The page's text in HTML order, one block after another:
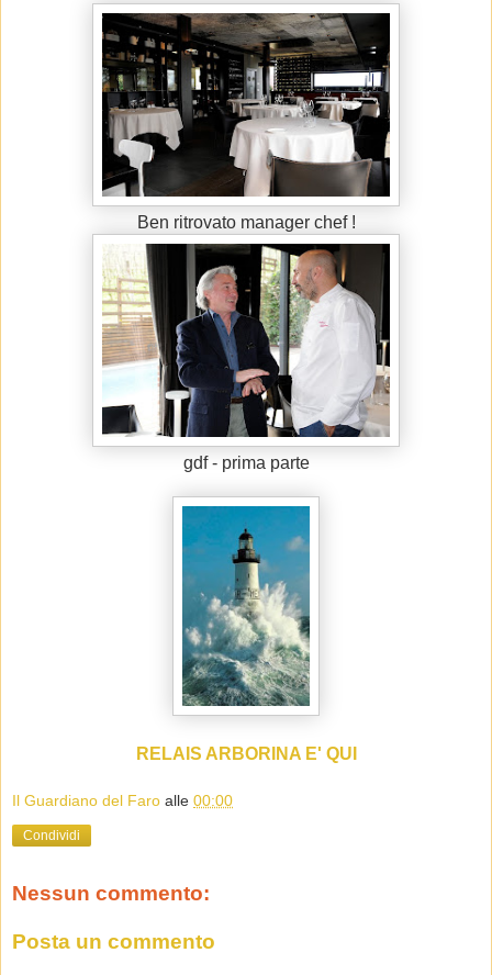
Ben ritrovato manager chef !
gdf - prima parte
RELAIS ARBORINA E' QUI
Il Guardiano del Faro alle 00:00
Condividi
Nessun commento:
Posta un commento